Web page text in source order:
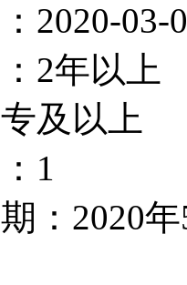
2020-03-
2年以上
及以上
1
：2020